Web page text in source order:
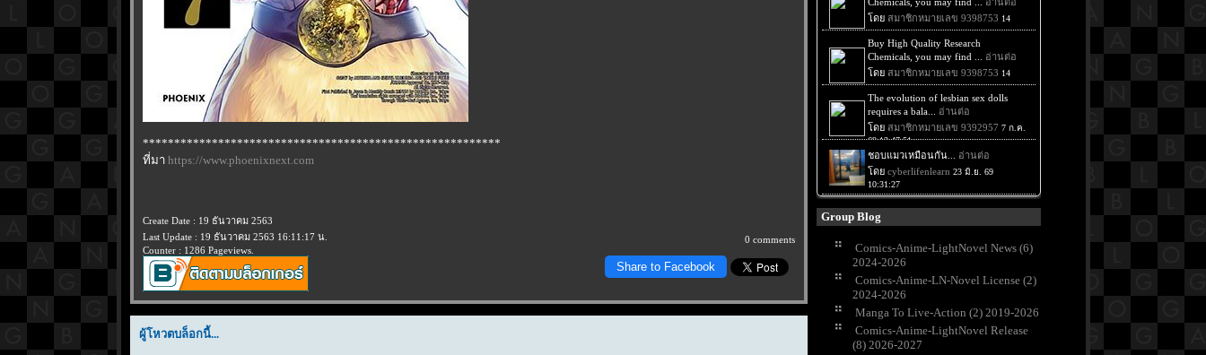
*********************************************************
ที่มา https://www.phoenixnext.com
Create Date : 19 ธันวาคม 2563
Last Update : 19 ธันวาคม 2563 16:11:17 น.
Counter : 1286 Pageviews.
0 comments
Share to Facebook
ผู้โหวตบล็อกนี้...
Group Blog
Comics-Anime-LightNovel News (6)
2024-2026
Comics-Anime-LN-Novel License (2)
2024-2026
Manga To Live-Action (2) 2019-2026
Comics-Anime-LightNovel Release
(8) 2026-2027